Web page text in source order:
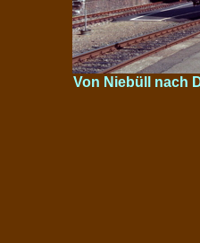
Von Niebüll nach